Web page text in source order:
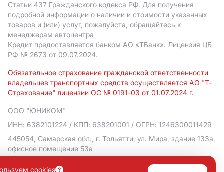
Статьи 437 Гражданского кодекса РФ. Для получения
подробной информации о наличии и стоимости указанных
товаров и (или) услуг, пожалуйста, обращайтесь к
менеджерам автоцентра
Кредит предоставляется банком АO «ТБанк». Лицензия ЦБ
РФ № 2673 от 09.07.2024.
Обязательное страхование гражданской ответственности
владельцев транспортных средств осуществляется АО "Т-
Страхование" лицензии ОС № 0191-03 от 01.07.2024 г.
ООО "ЮНИКОМ"
ИНН: 6382101224 / КПП: 638201001 / ОГРН: 1246300011429
445054, Самарская обл., г. Тольятти, ул. Мира, здание 133а,
офисное помещение 53а
Политика в отношении обработки персональных данных
cookies